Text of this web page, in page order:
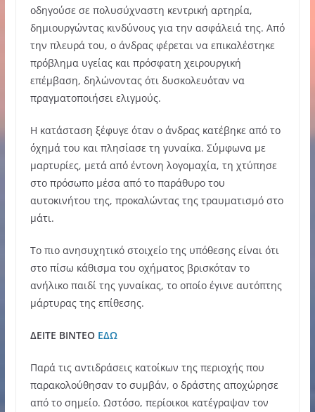
οδηγούσε σε πολυσύχναστη κεντρική αρτηρία,
δημιουργώντας κινδύνους για την ασφάλειά της. Από
την πλευρά του, ο άνδρας φέρεται να επικαλέστηκε
πρόβλημα υγείας και πρόσφατη χειρουργική
επέμβαση, δηλώνοντας ότι δυσκολευόταν να
πραγματοποιήσει ελιγμούς.
Η κατάσταση ξέφυγε όταν ο άνδρας κατέβηκε από το
όχημά του και πλησίασε τη γυναίκα. Σύμφωνα με
μαρτυρίες, μετά από έντονη λογομαχία, τη χτύπησε
στο πρόσωπο μέσα από το παράθυρο του
αυτοκινήτου της, προκαλώντας της τραυματισμό στο
μάτι.
Το πιο ανησυχητικό στοιχείο της υπόθεσης είναι ότι
στο πίσω κάθισμα του οχήματος βρισκόταν το
ανήλικο παιδί της γυναίκας, το οποίο έγινε αυτόπτης
μάρτυρας της επίθεσης.
ΔΕΙΤΕ ΒΙΝΤΕΟ ΕΔΩ
Παρά τις αντιδράσεις κατοίκων της περιοχής που
παρακολούθησαν το συμβάν, ο δράστης αποχώρησε
από το σημείο. Ωστόσο, περίοικοι κατέγραψαν τον